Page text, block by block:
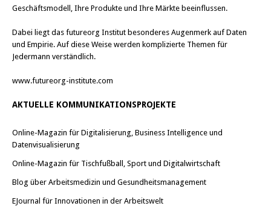
Geschäftsmodell, Ihre Produkte und Ihre Märkte beeinflussen.
Dabei liegt das futureorg Institut besonderes Augenmerk auf Daten
und Empirie. Auf diese Weise werden komplizierte Themen für
Jedermann verständlich.
www.futureorg-institute.com
AKTUELLE KOMMUNIKATIONSPROJEKTE
Online-Magazin für Digitalisierung, Business Intelligence und
Datenvisualisierung
Online-Magazin für Tischfußball, Sport und Digitalwirtschaft
Blog über Arbeitsmedizin und Gesundheitsmanagement
EJournal für Innovationen in der Arbeitswelt